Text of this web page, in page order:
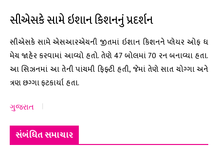
સીએસકે સામે ઇશાન કિશનનું પ્રદર્શન
સીએસકે સામે એસઆરએચની જીતમાં ઇશાન કિશનને પ્લેયર ઓફ ધ
મેચ જાહેર કરવામાં આવ્યો હતો. તેણે 47 બોલમાં 70 રન બનાવ્યા હતા.
આ સિઝનમાં આ તેની પાંચમી ફિફ્ટી હતી, જેમાં તેણે સાત ચોગ્ગા અને
ત્રણ છગ્ગા ફટકાર્યા હતા.
ગુજરાત
સંબંધિત સમાચાર